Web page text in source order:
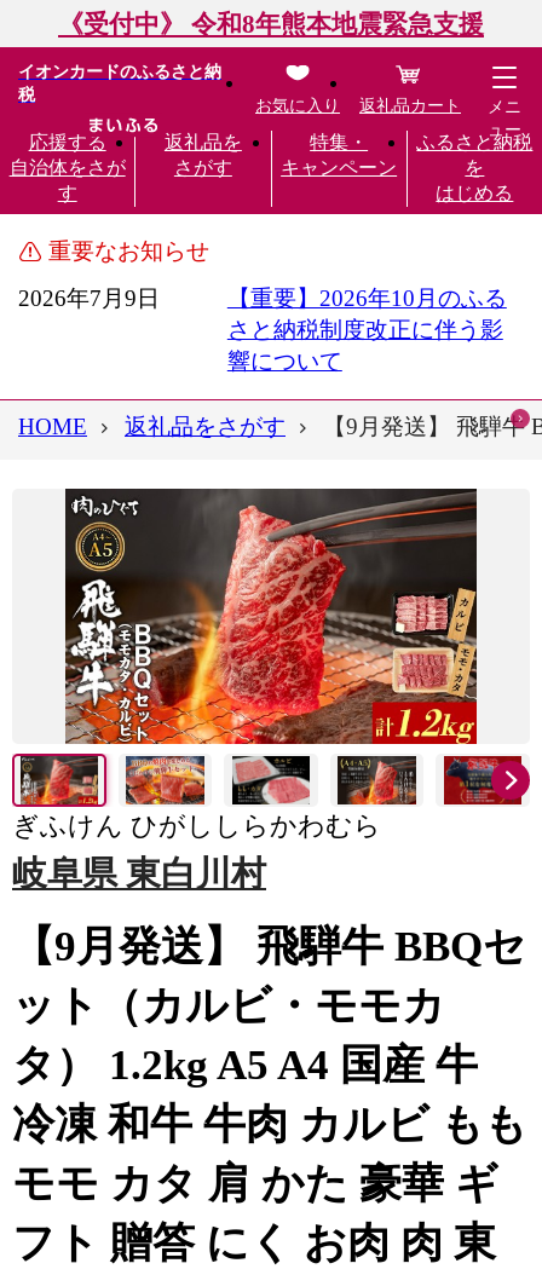
《受付中》 令和8年熊本地震緊急支援
イオンカードのふるさと納
税
応援する
自治体をさが
す
返礼品を
さがす
特集・
キャンペーン
ふるさと納税
を
はじめる
お気に入り 返礼品カート
メニ
ュー
重要なお知らせ
2026年7月9日
【重要】2026年10月のふる
さと納税制度改正に伴う影
響について
HOME 返礼品をさがす 【9月発送】 飛騨
ぎふけん ひがししらかわむら
岐阜県 東白川村
【9月発送】 飛騨牛 BBQセ
ット（カルビ・モモカ
タ） 1.2kg A5 A4 国産 牛
冷凍 和牛 牛肉 カルビ もも
モモ カタ 肩 かた 豪華 ギ
フト 贈答 にく お肉 肉 東